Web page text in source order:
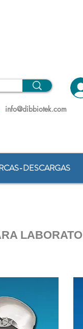
info@dibbiotek.com
DESCARGAS